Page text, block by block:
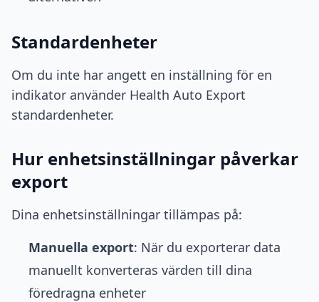
Standardenheter
Om du inte har angett en inställning för en
indikator använder Health Auto Export
standardenheter.
Hur enhetsinställningar påverkar
export
Dina enhetsinställningar tillämpas på:
Manuella export: När du exporterar data
manuellt konverteras värden till dina
föredragna enheter